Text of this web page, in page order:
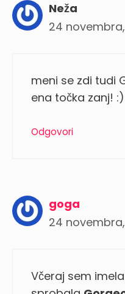
Neža
24 novembra,
meni se zdi tudi
ena točka zanj! :)
Odgovori
goga
24 novembra,
Včeraj sem